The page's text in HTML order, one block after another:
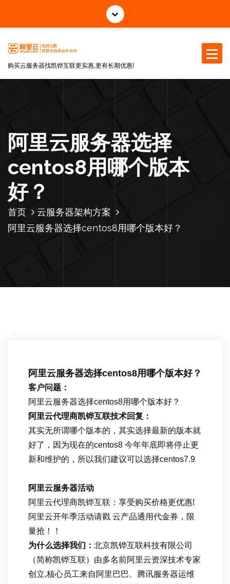
正
购买云服务器找凯铧互联更实惠,更有长期优惠!
阿里云服务器选择
centos8用哪个版本
好？
首页
云服务器架构方案
阿里云服务器选择centos8用哪个版本好？
阿里云服务器选择centos8用哪个版本好？
客户问题：
阿里云服务器选择centos8用哪个版本好？
阿里云代理商凯铧互联技术回复：
其实无所谓哪个版本的，其实选择最新的版本就
好了，因为现在的centos8 今年年底即将停止更
新和维护的，所以我们建议可以选择centos7.9
阿里云服务器活动
阿里云代理商凯铧互联：享受购买价格更优惠!
阿里云开年季活动请戳 云产品通用代金券，限
量抢！！
为什么选择我们： 北京凯铧互联科技有限公司
（简称凯铧互联）由多名前阿里云资深技术专家
创立,核心员工来自阿里巴巴、腾讯服务器运维